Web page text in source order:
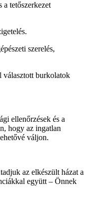
a tetőszerkezet
szerelés,
választott burkolatok
ellenőrzések és a
hogy az ingatlan
váljon.
az elkészült házat a
együtt – Önnek